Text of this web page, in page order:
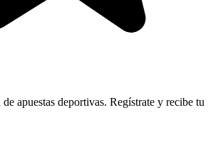
apuestas deportivas. Regístrate y recibe tu